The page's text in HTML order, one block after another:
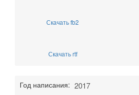
Скачать fb2
Скачать rtf
Год написания: 2017